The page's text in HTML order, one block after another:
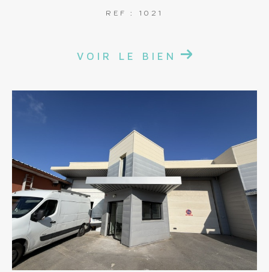
REF : 1021
VOIR LE BIEN